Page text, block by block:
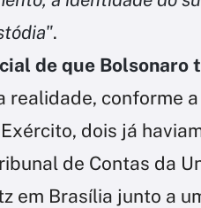
.
de que Bolsonaro
realidade, conforme
dois já
de Contas da
em Brasília junto a